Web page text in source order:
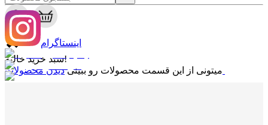
0
✖
سبد خرید خالیه!
میتونی از این قسمت محصولات رو ببینی
اینستاگرام